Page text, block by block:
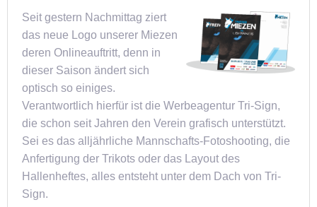
Seit gestern Nachmittag ziert
das neue Logo unserer Miezen
deren Onlineauftritt, denn in
dieser Saison ändert sich
optisch so einiges.
Verantwortlich hierfür ist die Werbeagentur Tri-Sign,
die schon seit Jahren den Verein grafisch unterstützt.
Sei es das alljährliche Mannschafts-Fotoshooting, die
Anfertigung der Trikots oder das Layout des
Hallenheftes, alles entsteht unter dem Dach von Tri-
Sign.